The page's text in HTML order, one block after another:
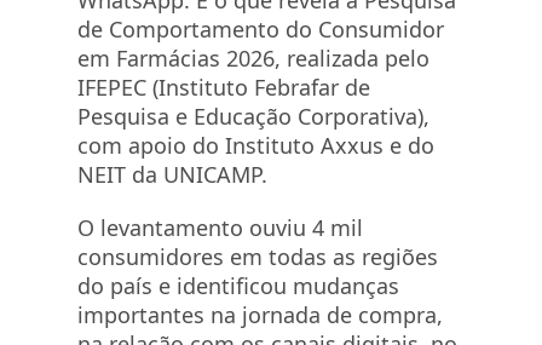
de Comportamento do Consumidor
em Farmácias 2026, realizada pelo
IFEPEC (Instituto Febrafar de
Pesquisa e Educação Corporativa),
com apoio do Instituto Axxus e do
NEIT da UNICAMP.
O levantamento ouviu 4 mil
consumidores em todas as regiões
do país e identificou mudanças
importantes na jornada de compra,